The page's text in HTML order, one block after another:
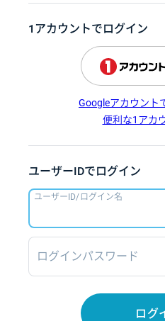
1アカウントでログイン
Googleアカウント
便利な1アカ
ユーザーIDでログイン
ユーザーID/ログイン名
ログインパスワード
ログ